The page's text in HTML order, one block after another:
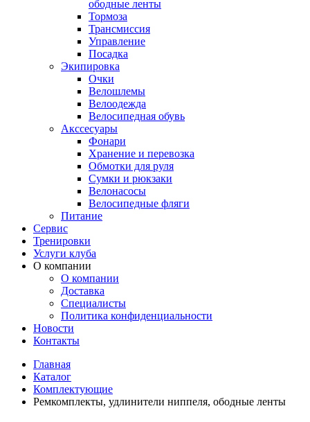
ободные ленты
Тормоза
Трансмиссия
Управление
Посадка
Экипировка
Очки
Велошлемы
Велоодежда
Велосипедная обувь
Акссесуары
Фонари
Хранение и перевозка
Обмотки для руля
Сумки и рюкзаки
Велонасосы
Велосипедные фляги
Питание
Сервис
Тренировки
Услуги клуба
О компании
О компании
Доставка
Специалисты
Политика конфиденциальности
Новости
Контакты
Главная
Каталог
Комплектующие
Ремкомплекты, удлинители ниппеля, ободные ленты